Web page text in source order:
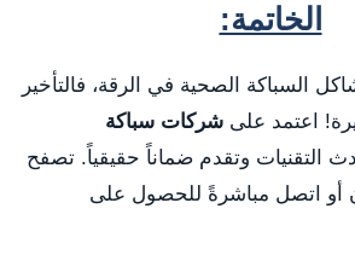
الخاتمة:
السباكة الصحية في الرقة، فالتأخير
اعتمد على شركات سباكة
التقنيات وتقدم ضماناً حقيقياً. تصفح
أو اتصل مباشرةً للحصول على